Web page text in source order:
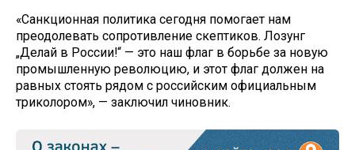
«Санкционная политика сегодня помогает нам
преодолевать сопротивление скептиков. Лозунг
„Делай в России!“ — это наш флаг в борьбе за новую
промышленную революцию, и этот флаг должен на
равных стоять рядом с российским официальным
триколором», — заключил чиновник.